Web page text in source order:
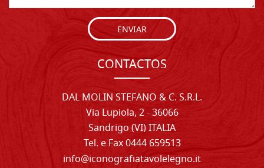
ENVIAR
CONTACTOS
DAL MOLIN STEFANO & C. S.R.L.
Via Lupiola, 2 - 36066
Sandrigo (VI) ITALIA
Tel. e Fax 0444 659513
info@iconografiatavolelegno.it